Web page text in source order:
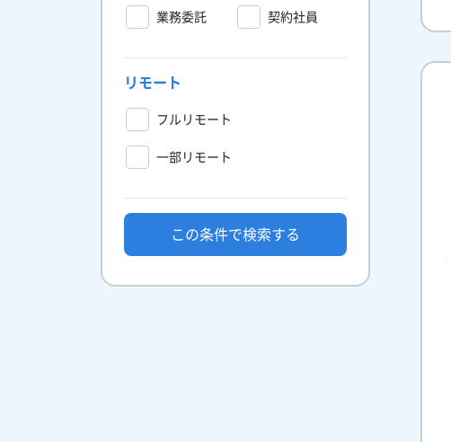
業務委託 契約社員
リモート
フルリモート
一部リモート